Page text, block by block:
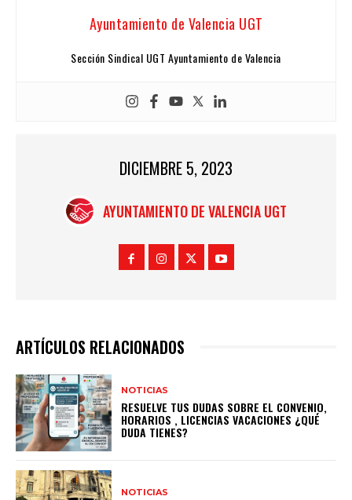
Ayuntamiento de Valencia UGT
Sección Sindical UGT Ayuntamiento de Valencia
DICIEMBRE 5, 2023
AYUNTAMIENTO DE VALENCIA UGT
ARTÍCULOS RELACIONADOS
NOTICIAS
RESUELVE TUS DUDAS SOBRE EL CONVENIO,
HORARIOS , LICENCIAS VACACIONES ¿QUÉ
DUDA TIENES?
NOTICIAS